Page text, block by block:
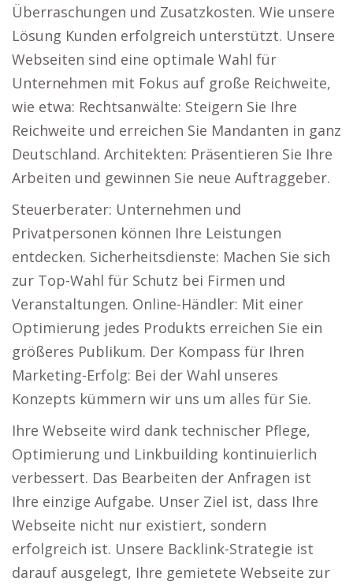
Überraschungen und Zusatzkosten. Wie unsere
Lösung Kunden erfolgreich unterstützt. Unsere
Webseiten sind eine optimale Wahl für
Unternehmen mit Fokus auf große Reichweite,
wie etwa: Rechtsanwälte: Steigern Sie Ihre
Reichweite und erreichen Sie Mandanten in ganz
Deutschland. Architekten: Präsentieren Sie Ihre
Arbeiten und gewinnen Sie neue Auftraggeber.
Steuerberater: Unternehmen und
Privatpersonen können Ihre Leistungen
entdecken. Sicherheitsdienste: Machen Sie sich
zur Top-Wahl für Schutz bei Firmen und
Veranstaltungen. Online-Händler: Mit einer
Optimierung jedes Produkts erreichen Sie ein
größeres Publikum. Der Kompass für Ihren
Marketing-Erfolg: Bei der Wahl unseres
Konzepts kümmern wir uns um alles für Sie.
Ihre Webseite wird dank technischer Pflege,
Optimierung und Linkbuilding kontinuierlich
verbessert. Das Bearbeiten der Anfragen ist
Ihre einzige Aufgabe. Unser Ziel ist, dass Ihre
Webseite nicht nur existiert, sondern
erfolgreich ist. Unsere Backlink-Strategie ist
darauf ausgelegt, Ihre gemietete Webseite zur